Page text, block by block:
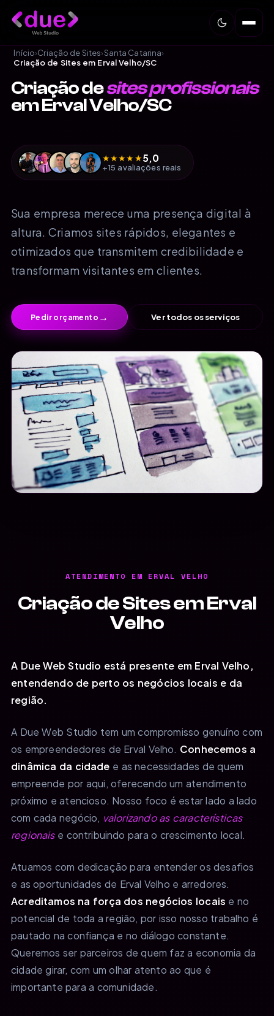
Início›Criação de Sites›Santa Catarina›
Criação de Sites em Erval Velho/SC
Criação desites profissionais
em Erval Velho/SC
★★★★★5,0
+15 avaliações reais
Sua empresa merece uma presença digital à
altura. Criamos sites rápidos, elegantes e
otimizados que transmitem credibilidade e
transformam visitantes em clientes.
Pedir orçamento → Ver todos os serviços
ATENDIMENTO EM ERVAL VELHO
Criação de Sites em Erval
Velho
A Due Web Studio está presente em Erval Velho,
entendendo de perto os negócios locais e da
região.
A Due Web Studio tem um compromisso genuíno com
os empreendedores de Erval Velho. Conhecemos a
dinâmica da cidade e as necessidades de quem
empreende por aqui, oferecendo um atendimento
próximo e atencioso. Nosso foco é estar lado a lado
com cada negócio, valorizando as características
regionaise contribuindo para o crescimento local.
Atuamos com dedicação para entender os desafios
e as oportunidades de Erval Velho e arredores.
Acreditamos na força dos negócios locais e no
potencial de toda a região, por isso nosso trabalho é
pautado na confiança e no diálogo constante.
Queremos ser parceiros de quem faz a economia da
cidade girar, com um olhar atento ao que é
importante para a comunidade.